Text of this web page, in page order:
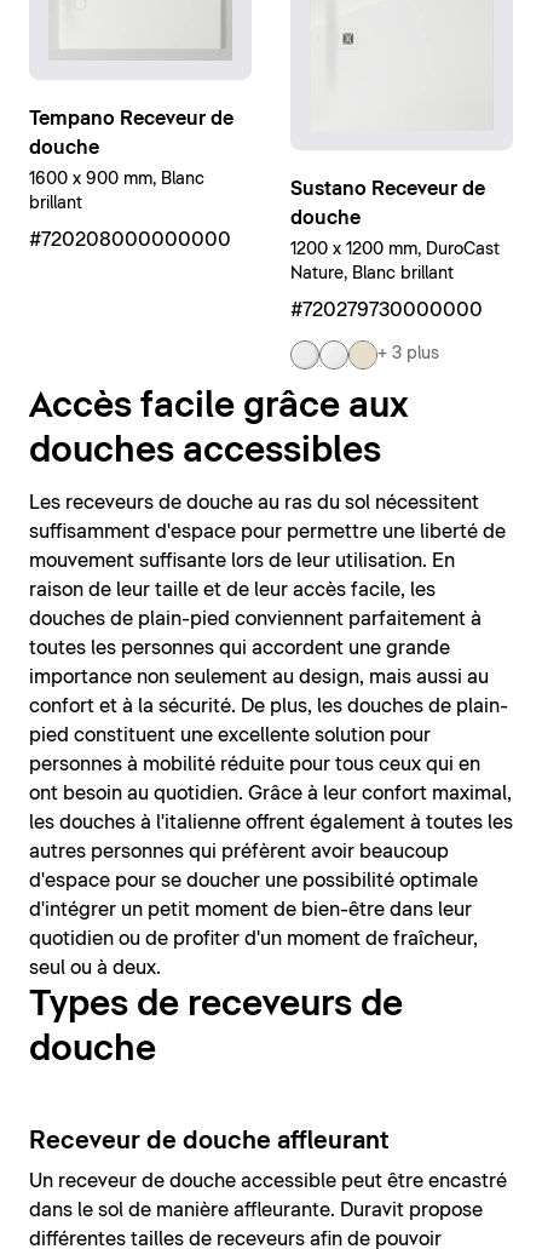
Tempano Receveur de
douche
1600 x 900 mm, Blanc
brillant
#720208000000000
Sustano Receveur de
douche
1200 x 1200 mm, DuroCast
Nature, Blanc brillant
#720279730000000
+ 3 plus
Accès facile grâce aux
douches accessibles
Les receveurs de douche au ras du sol nécessitent
suffisamment d'espace pour permettre une liberté de
mouvement suffisante lors de leur utilisation. En
raison de leur taille et de leur accès facile, les
douches de plain-pied conviennent parfaitement à
toutes les personnes qui accordent une grande
importance non seulement au design, mais aussi au
confort et à la sécurité. De plus, les douches de plain-
pied constituent une excellente solution pour
personnes à mobilité réduite pour tous ceux qui en
ont besoin au quotidien. Grâce à leur confort maximal,
les douches à l'italienne offrent également à toutes les
autres personnes qui préfèrent avoir beaucoup
d'espace pour se doucher une possibilité optimale
d'intégrer un petit moment de bien-être dans leur
quotidien ou de profiter d'un moment de fraîcheur,
seul ou à deux.
Types de receveurs de
douche
Receveur de douche affleurant
Un receveur de douche accessible peut être encastré
dans le sol de manière affleurante. Duravit propose
différentes tailles de receveurs afin de pouvoir